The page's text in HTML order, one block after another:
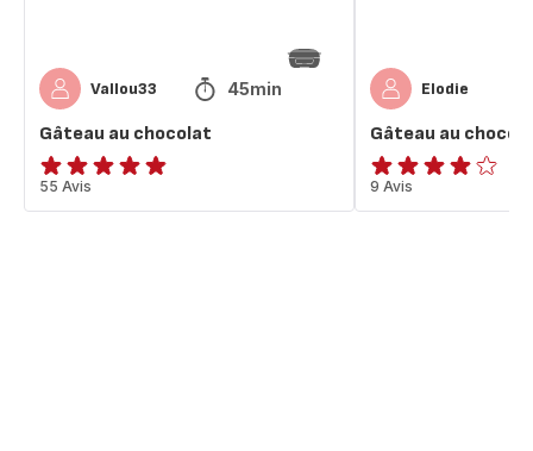
Vallou33 45min
Gâteau au chocolat
ratings.4.8
55 Avis
Elodie
Gâteau au
Avis
4
9 Avis